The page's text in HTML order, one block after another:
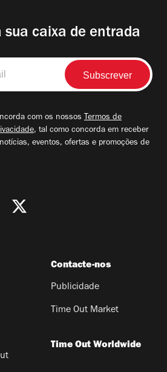
sua caixa de entrada
com os nossos Termos de
, tal como concorda em receber
eventos, ofertas e promoções de
Contacte-nos
Publicidade
Time Out Market
Time Out Worldwide